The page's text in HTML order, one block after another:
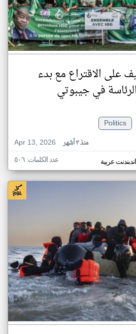
على الاقتراع مع بدء
في جيبوتي
Politics
Apr 13, 2026
منذ ٣ أشهر
اندبندنت عربية عدد الكلمات: ٥٠٦